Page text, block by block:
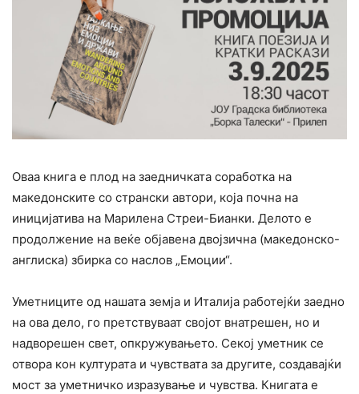
Оваа книга е плод на заедничката соработка на
македонските со странски автори, која почна на
иницијатива на Марилена Стреи-Бианки. Делото е
продолжение на веќе објавена двојзична (македонско-
англиска) збирка со наслов „Емоции“.
Уметниците од нашата земја и Италија работејќи заедно
на ова дело, го претствуваат својот внатрешен, но и
надворешен свет, опкружувањето. Секој уметник се
отвора кон културата и чувствата за другите, создавајќи
мост за уметничко изразување и чувства. Книгата е